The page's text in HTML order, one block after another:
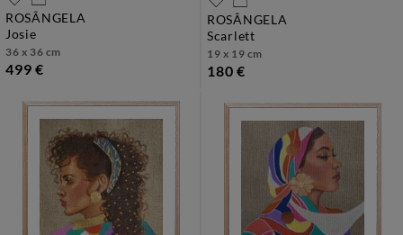
ROSÂNGELA
josie
36 x 36 cm
499 €
ROSÂNGELA
scarlett
19 x 19 cm
180 €